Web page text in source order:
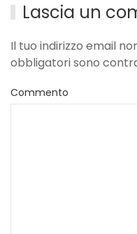
Lascia un
Il tuo indirizzo email
obbligatori sono
Commento